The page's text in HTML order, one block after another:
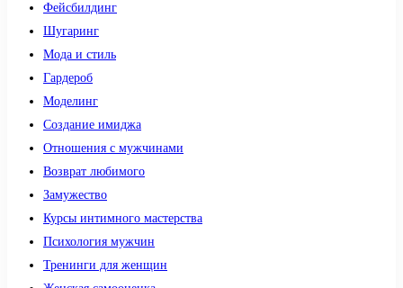
Фейсбилдинг
Шугаринг
Мода и стиль
Гардероб
Моделинг
Создание имиджа
Отношения с мужчинами
Возврат любимого
Замужество
Курсы интимного мастерства
Психология мужчин
Тренинги для женщин